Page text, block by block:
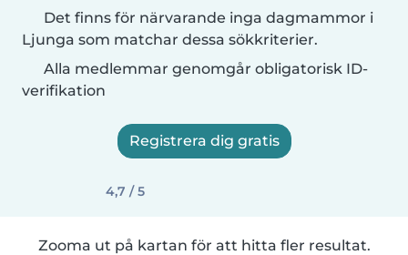
Det finns för närvarande inga dagmammor i
Ljunga som matchar dessa sökkriterier.
Alla medlemmar genomgår obligatorisk ID-
verifikation
Registrera dig gratis
4,7 / 5
Zooma ut på kartan för att hitta fler resultat.